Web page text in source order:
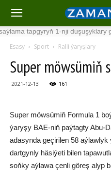
tapgyryň 1-nji duşuşyklary geçirildi
Esasy Sport Ralli ýaryşlary
Super möwsümiň
2021-12-13 161
Super möwsümiň Formula 1
ýaryşy BAE-niň paýtagty Abu-
adasynda geçirilen 58
dartgynly häsiýeti bilen
soňky aýlawa çenli göreş alyp